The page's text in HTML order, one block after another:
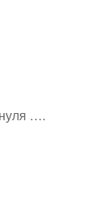
….